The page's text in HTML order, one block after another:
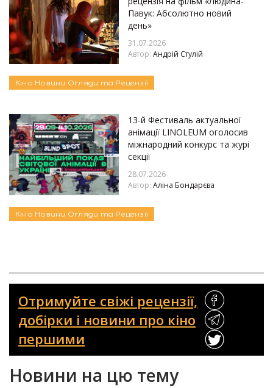
Павук: Абсолютно новий
день»
31.07.2026
Автор: Андрій Стулій
Кіно Новини Огляди та Рецензії
13-й Фестиваль актуальної
анімації LINOLEUM оголосив
міжнародний конкурс та журі
секції
28.07.2026
Автор: Аліна Бондарєва
Кіно Новини Огляди та Рецензії
Отримуйте свіжі рецензії,
добірки і новини про кіно
першими
Новини на цю тему